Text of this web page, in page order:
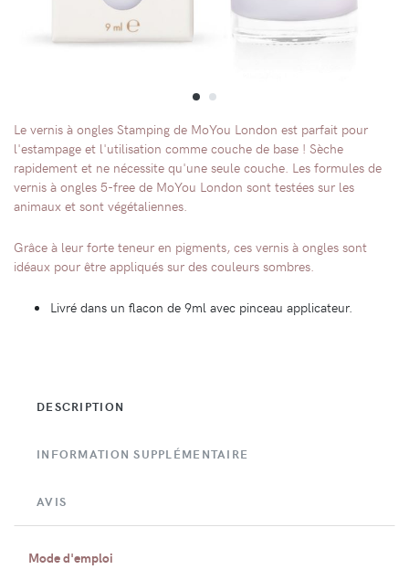
Le vernis à ongles Stamping de MoYou London est parfait pour
l'estampage et l'utilisation comme couche de base ! Sèche
rapidement et ne nécessite qu'une seule couche. Les formules de
vernis à ongles 5-free de MoYou London sont testées sur les
animaux et sont végétaliennes.
Grâce à leur forte teneur en pigments, ces vernis à ongles sont
idéaux pour être appliqués sur des couleurs sombres.
Livré dans un flacon de 9ml avec pinceau applicateur.
DESCRIPTION
INFORMATION SUPPLÉMENTAIRE
AVIS
Mode d'emploi